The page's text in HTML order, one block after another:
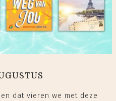
dat vieren we met deze